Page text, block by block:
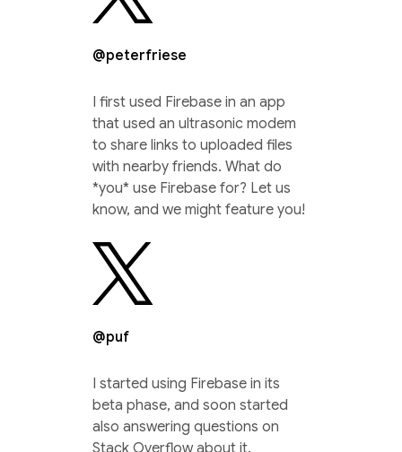
@peterfriese
I first used Firebase in an app
that used an ultrasonic modem
to share links to uploaded files
with nearby friends. What do
*you* use Firebase for? Let us
know, and we might feature you!
@puf
I started using Firebase in its
beta phase, and soon started
also answering questions on
Stack Overflow about it.